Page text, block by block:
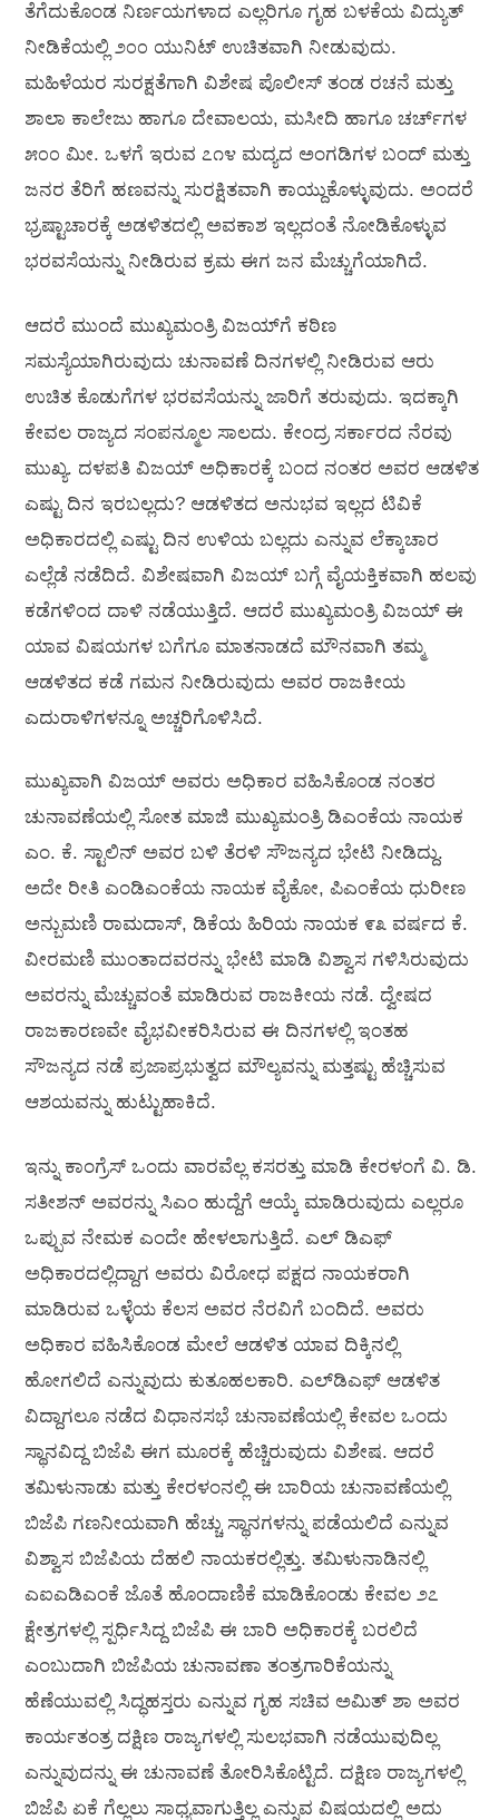
ತೆಗೆದುಕೊಂಡ ನಿರ್ಣಯಗಳಾದ ಎಲ್ಲರಿಗೂ ಗೃಹ ಬಳಕೆಯ ವಿದ್ಯುತ್
ನೀಡಿಕೆಯಲ್ಲಿ ೨೦೦ ಯುನಿಟ್ ಉಚಿತವಾಗಿ ನೀಡುವುದು.
ಮಹಿಳೆಯರ ಸುರಕ್ಷತೆಗಾಗಿ ವಿಶೇಷ ಪೊಲೀಸ್ ತಂಡ ರಚನೆ ಮತ್ತು
ಶಾಲಾ ಕಾಲೇಜು ಹಾಗೂ ದೇವಾಲಯ, ಮಸೀದಿ ಹಾಗೂ ಚರ್ಚ್‌ಗಳ
೫೦೦ ಮೀ. ಒಳಗೆ ಇರುವ ೭೧೪ ಮದ್ಯದ ಅಂಗಡಿಗಳ ಬಂದ್ ಮತ್ತು
ಜನರ ತೆರಿಗೆ ಹಣವನ್ನು ಸುರಕ್ಷಿತವಾಗಿ ಕಾಯ್ದುಕೊಳ್ಳುವುದು. ಅಂದರೆ
ಭ್ರಷ್ಟಾಚಾರಕ್ಕೆ ಅಡಳಿತದಲ್ಲಿ ಅವಕಾಶ ಇಲ್ಲದಂತೆ ನೋಡಿಕೊಳ್ಳುವ
ಭರವಸೆಯನ್ನು ನೀಡಿರುವ ಕ್ರಮ ಈಗ ಜನ ಮೆಚ್ಚುಗೆಯಾಗಿದೆ.
ಆದರೆ ಮುಂದೆ ಮುಖ್ಯಮಂತ್ರಿ ವಿಜಯ್‌ಗೆ ಕಠಿಣ
ಸಮಸ್ಯೆಯಾಗಿರುವುದು ಚುನಾವಣೆ ದಿನಗಳಲ್ಲಿ ನೀಡಿರುವ ಆರು
ಉಚಿತ ಕೊಡುಗೆಗಳ ಭರವಸೆಯನ್ನು ಜಾರಿಗೆ ತರುವುದು. ಇದಕ್ಕಾಗಿ
ಕೇವಲ ರಾಜ್ಯದ ಸಂಪನ್ಮೂಲ ಸಾಲದು. ಕೇಂದ್ರ ಸರ್ಕಾರದ ನೆರವು
ಮುಖ್ಯ. ದಳಪತಿ ವಿಜಯ್ ಅಧಿಕಾರಕ್ಕೆ ಬಂದ ನಂತರ ಅವರ ಆಡಳಿತ
ಎಷ್ಟು ದಿನ ಇರಬಲ್ಲದು? ಆಡಳಿತದ ಅನುಭವ ಇಲ್ಲದ ಟಿವಿಕೆ
ಅಧಿಕಾರದಲ್ಲಿ ಎಷ್ಟು ದಿನ ಉಳಿಯ ಬಲ್ಲದು ಎನ್ನುವ ಲೆಕ್ಕಾಚಾರ
ಎಲ್ಲೆಡೆ ನಡೆದಿದೆ. ವಿಶೇಷವಾಗಿ ವಿಜಯ್ ಬಗ್ಗೆ ವೈಯಕ್ತಿಕವಾಗಿ ಹಲವು
ಕಡೆಗಳಿಂದ ದಾಳಿ ನಡೆಯುತ್ತಿದೆ. ಆದರೆ ಮುಖ್ಯಮಂತ್ರಿ ವಿಜಯ್ ಈ
ಯಾವ ವಿಷಯಗಳ ಬಗೆಗೂ ಮಾತನಾಡದೆ ಮೌನವಾಗಿ ತಮ್ಮ
ಆಡಳಿತದ ಕಡೆ ಗಮನ ನೀಡಿರುವುದು ಅವರ ರಾಜಕೀಯ
ಎದುರಾಳಿಗಳನ್ನೂ ಅಚ್ಚರಿಗೊಳಿಸಿದೆ.
ಮುಖ್ಯವಾಗಿ ವಿಜಯ್ ಅವರು ಅಧಿಕಾರ ವಹಿಸಿಕೊಂಡ ನಂತರ
ಚುನಾವಣೆಯಲ್ಲಿ ಸೋತ ಮಾಜಿ ಮುಖ್ಯಮಂತ್ರಿ ಡಿಎಂಕೆಯ ನಾಯಕ
ಎಂ. ಕೆ. ಸ್ಟಾಲಿನ್ ಅವರ ಬಳಿ ತೆರಳಿ ಸೌಜನ್ಯದ ಭೇಟಿ ನೀಡಿದ್ದು.
ಅದೇ ರೀತಿ ಎಂಡಿಎಂಕೆಯ ನಾಯಕ ವೈಕೋ, ಪಿಎಂಕೆಯ ಧುರೀಣ
ಅನ್ಬುಮಣಿ ರಾಮದಾಸ್, ಡಿಕೆಯ ಹಿರಿಯ ನಾಯಕ ೯೩ ವರ್ಷದ ಕೆ.
ವೀರಮಣಿ ಮುಂತಾದವರನ್ನು ಭೇಟಿ ಮಾಡಿ ವಿಶ್ವಾಸ ಗಳಿಸಿರುವುದು
ಅವರನ್ನು ಮೆಚ್ಚುವಂತೆ ಮಾಡಿರುವ ರಾಜಕೀಯ ನಡೆ. ದ್ವೇಷದ
ರಾಜಕಾರಣವೇ ವೈಭವೀಕರಿಸಿರುವ ಈ ದಿನಗಳಲ್ಲಿ ಇಂತಹ
ಸೌಜನ್ಯದ ನಡೆ ಪ್ರಜಾಪ್ರಭುತ್ವದ ಮೌಲ್ಯವನ್ನು ಮತ್ತಷ್ಟು ಹೆಚ್ಚಿಸುವ
ಆಶಯವನ್ನು ಹುಟ್ಟುಹಾಕಿದೆ.
ಇನ್ನು ಕಾಂಗ್ರೆಸ್ ಒಂದು ವಾರವೆಲ್ಲ ಕಸರತ್ತು ಮಾಡಿ ಕೇರಳಂಗೆ ವಿ. ಡಿ.
ಸತೀಶನ್ ಅವರನ್ನು ಸಿಎಂ ಹುದ್ದೆಗೆ ಆಯ್ಕೆ ಮಾಡಿರುವುದು ಎಲ್ಲರೂ
ಒಪ್ಪುವ ನೇಮಕ ಎಂದೇ ಹೇಳಲಾಗುತ್ತಿದೆ. ಎಲ್ ಡಿಎಫ್
ಅಧಿಕಾರದಲ್ಲಿದ್ದಾಗ ಅವರು ವಿರೋಧ ಪಕ್ಷದ ನಾಯಕರಾಗಿ
ಮಾಡಿರುವ ಒಳ್ಳೆಯ ಕೆಲಸ ಅವರ ನೆರವಿಗೆ ಬಂದಿದೆ. ಅವರು
ಅಧಿಕಾರ ವಹಿಸಿಕೊಂಡ ಮೇಲೆ ಆಡಳಿತ ಯಾವ ದಿಕ್ಕಿನಲ್ಲಿ
ಹೋಗಲಿದೆ ಎನ್ನುವುದು ಕುತೂಹಲಕಾರಿ. ಎಲ್‌ಡಿಎಫ್ ಆಡಳಿತ
ವಿದ್ದಾಗಲೂ ನಡೆದ ವಿಧಾನಸಭೆ ಚುನಾವಣೆಯಲ್ಲಿ ಕೇವಲ ಒಂದು
ಸ್ಥಾನವಿದ್ದ ಬಿಜೆಪಿ ಈಗ ಮೂರಕ್ಕೆ ಹೆಚ್ಚಿರುವುದು ವಿಶೇಷ. ಆದರೆ
ತಮಿಳುನಾಡು ಮತ್ತು ಕೇರಳಂನಲ್ಲಿ ಈ ಬಾರಿಯ ಚುನಾವಣೆಯಲ್ಲಿ
ಬಿಜೆಪಿ ಗಣನೀಯವಾಗಿ ಹೆಚ್ಚು ಸ್ಥಾನಗಳನ್ನು ಪಡೆಯಲಿದೆ ಎನ್ನುವ
ವಿಶ್ವಾಸ ಬಿಜೆಪಿಯ ದೆಹಲಿ ನಾಯಕರಲ್ಲಿತ್ತು. ತಮಿಳುನಾಡಿನಲ್ಲಿ
ಎಐಎಡಿಎಂಕೆ ಜೊತೆ ಹೊಂದಾಣಿಕೆ ಮಾಡಿಕೊಂಡು ಕೇವಲ ೨೭
ಕ್ಷೇತ್ರಗಳಲ್ಲಿ ಸ್ಪರ್ಧಿಸಿದ್ದ ಬಿಜೆಪಿ ಈ ಬಾರಿ ಅಧಿಕಾರಕ್ಕೆ ಬರಲಿದೆ
ಎಂಬುದಾಗಿ ಬಿಜೆಪಿಯ ಚುನಾವಣಾ ತಂತ್ರಗಾರಿಕೆಯನ್ನು
ಹೆಣೆಯುವಲ್ಲಿ ಸಿದ್ಧಹಸ್ತರು ಎನ್ನುವ ಗೃಹ ಸಚಿವ ಅಮಿತ್ ಶಾ ಅವರ
ಕಾರ್ಯತಂತ್ರ ದಕ್ಷಿಣ ರಾಜ್ಯಗಳಲ್ಲಿ ಸುಲಭವಾಗಿ ನಡೆಯುವುದಿಲ್ಲ
ಎನ್ನುವುದನ್ನು ಈ ಚುನಾವಣೆ ತೋರಿಸಿಕೊಟ್ಟಿದೆ. ದಕ್ಷಿಣ ರಾಜ್ಯಗಳಲ್ಲಿ
ಬಿಜೆಪಿ ಏಕೆ ಗೆಲ್ಲಲು ಸಾಧ್ಯವಾಗುತ್ತಿಲ್ಲ ಎನ್ನುವ ವಿಷಯದಲ್ಲಿ ಅದು